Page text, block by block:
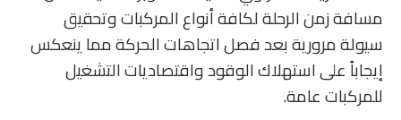
مسافة زمن الرحلة لكافة أنواع المركبات وتحقيق
سيولة مرورية بعد فصل اتجاهات الحركة مما ينعكس
إيجاباً على استهلاك الوقود واقتصاديات التشغيل
للمركبات عامة.